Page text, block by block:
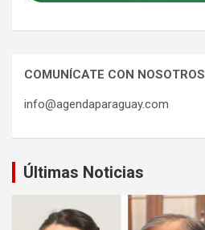
COMUNÍCATE CON NOSOTROS
info@agendaparaguay.com
Últimas Noticias